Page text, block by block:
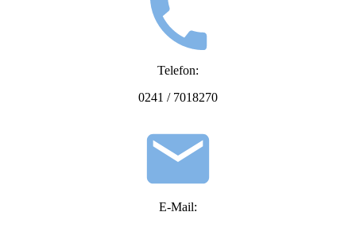
Telefon:
0241 / 7018270
E-Mail: